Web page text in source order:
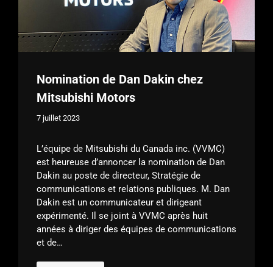
Nomination de Dan Dakin chez
Mitsubishi Motors
7 juillet 2023
L’équipe de Mitsubishi du Canada inc. (VVMC)
est heureuse d’annoncer la nomination de Dan
Dakin au poste de directeur, Stratégie de
communications et relations publiques. M. Dan
Dakin est un communicateur et dirigeant
expérimenté. Il se joint à VVMC après huit
années à diriger des équipes de communications
et de…